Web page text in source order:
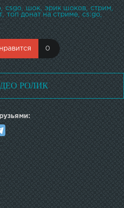
csgo шок эрик шоков
стрим
топ донат на стриме
cs:go
0
РОЛИК